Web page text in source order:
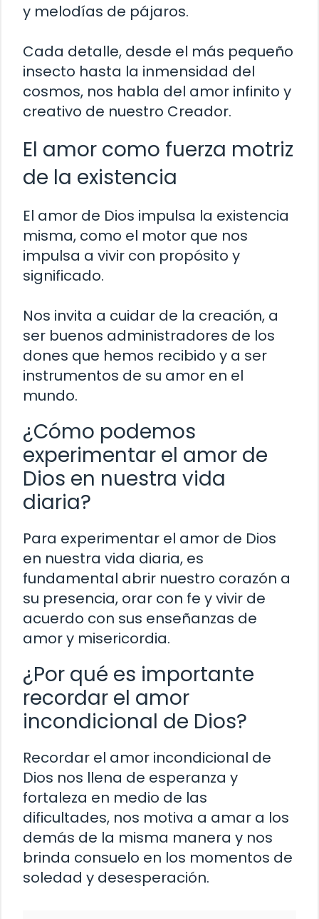
y melodías de pájaros.
Cada detalle, desde el más pequeño
insecto hasta la inmensidad del
cosmos, nos habla del amor infinito y
creativo de nuestro Creador.
El amor como fuerza motriz
de la existencia
El amor de Dios impulsa la existencia
misma, como el motor que nos
impulsa a vivir con propósito y
significado.
Nos invita a cuidar de la creación, a
ser buenos administradores de los
dones que hemos recibido y a ser
instrumentos de su amor en el
mundo.
¿Cómo podemos
experimentar el amor de
Dios en nuestra vida
diaria?
Para experimentar el amor de Dios
en nuestra vida diaria, es
fundamental abrir nuestro corazón a
su presencia, orar con fe y vivir de
acuerdo con sus enseñanzas de
amor y misericordia.
¿Por qué es importante
recordar el amor
incondicional de Dios?
Recordar el amor incondicional de
Dios nos llena de esperanza y
fortaleza en medio de las
dificultades, nos motiva a amar a los
demás de la misma manera y nos
brinda consuelo en los momentos de
soledad y desesperación.